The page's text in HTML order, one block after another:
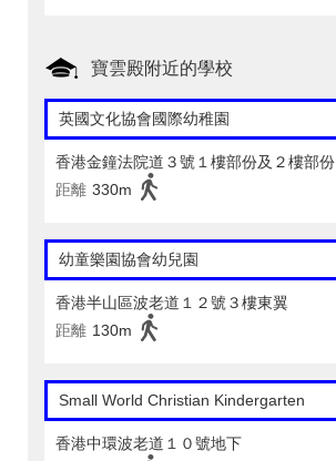
寶雲殿附近的學校
英國文化協會國際幼稚園
香港金鐘法院道３號１樓部份及２樓部份
距離 330m
幼童樂園協會幼兒園
香港半山區波老道１２號３樓東翼
距離 130m
Small World Christian Kindergarten
香港中環波老道１０號地下